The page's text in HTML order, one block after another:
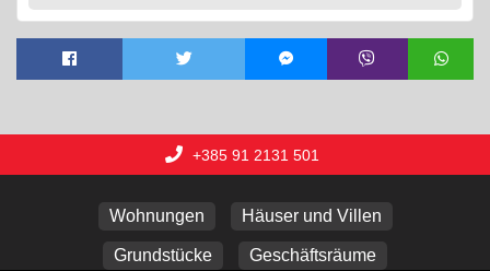
+385 91 2131 501
Wohnungen Häuser und Villen
Grundstücke Geschäftsräume